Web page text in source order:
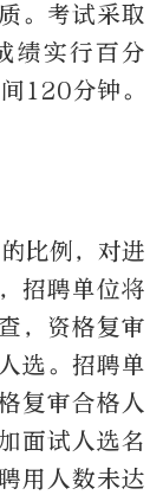
。考试采取
绩实行百分
120分钟。
比例，对进
招聘单位将
，资格复审
选。招聘单
复审合格人
面试人选名
用人数未达